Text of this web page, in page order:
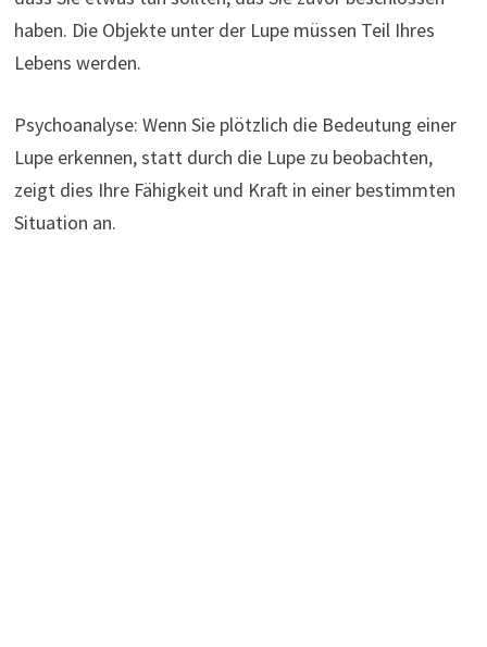
haben. Die Objekte unter der Lupe müssen Teil Ihres
Lebens werden.
Psychoanalyse: Wenn Sie plötzlich die Bedeutung einer
Lupe erkennen, statt durch die Lupe zu beobachten,
zeigt dies Ihre Fähigkeit und Kraft in einer bestimmten
Situation an.